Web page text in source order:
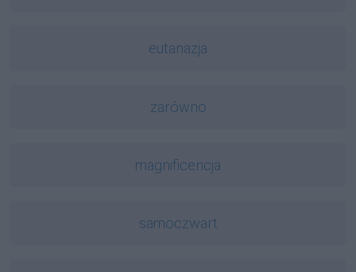
eutanazja
zarówno
magnificencja
samoczwart